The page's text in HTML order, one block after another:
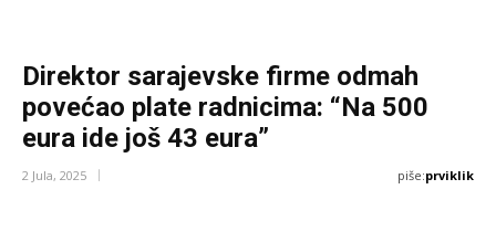
Direktor sarajevske firme odmah
povećao plate radnicima: “Na 500
eura ide još 43 eura”
2 Jula, 2025 piše:prviklik